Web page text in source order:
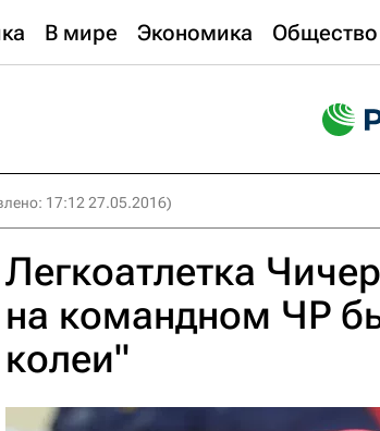
В мире Экономика Общество
17:12 27.05.2016)
Легкоатлетка
на командном ЧР
колеи"